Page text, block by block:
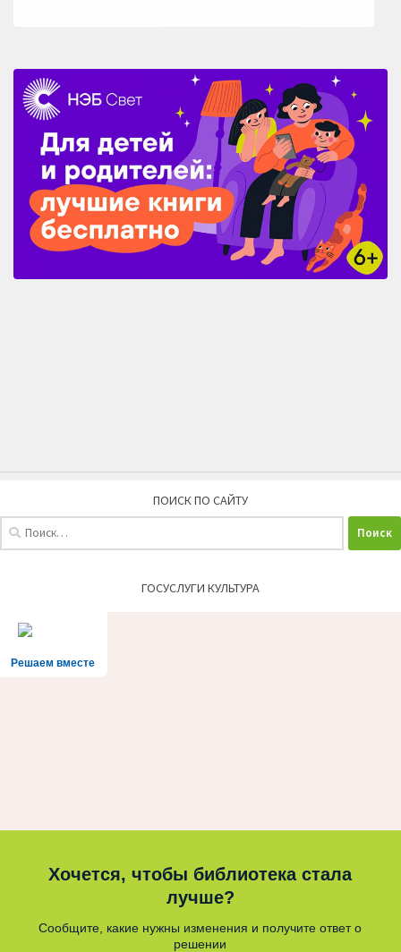
ПОИСК ПО САЙТУ
ГОСУСЛУГИ КУЛЬТУРА
Решаем вместе
Хочется, чтобы библиотека стала
лучше?
Сообщите, какие нужны изменения и получите ответ о
решении